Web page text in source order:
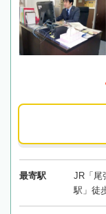
最寄駅
JR「尾
駅」徒